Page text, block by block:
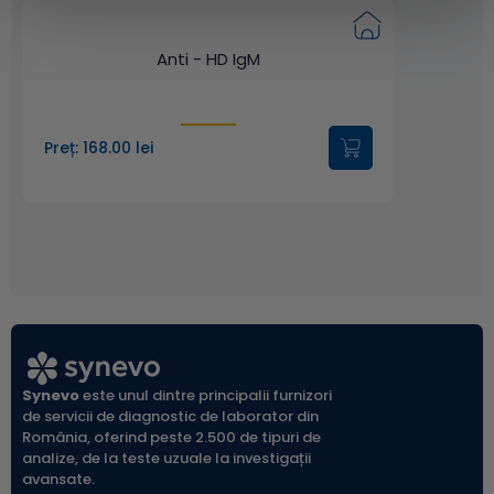
Anti - HD IgM
Preț: 168.00 lei
Synevoeste unul dintre principalii furnizori
de servicii de diagnostic de laborator din
România, oferind peste 2.500 de tipuri de
analize, de la teste uzuale la investigații
avansate.